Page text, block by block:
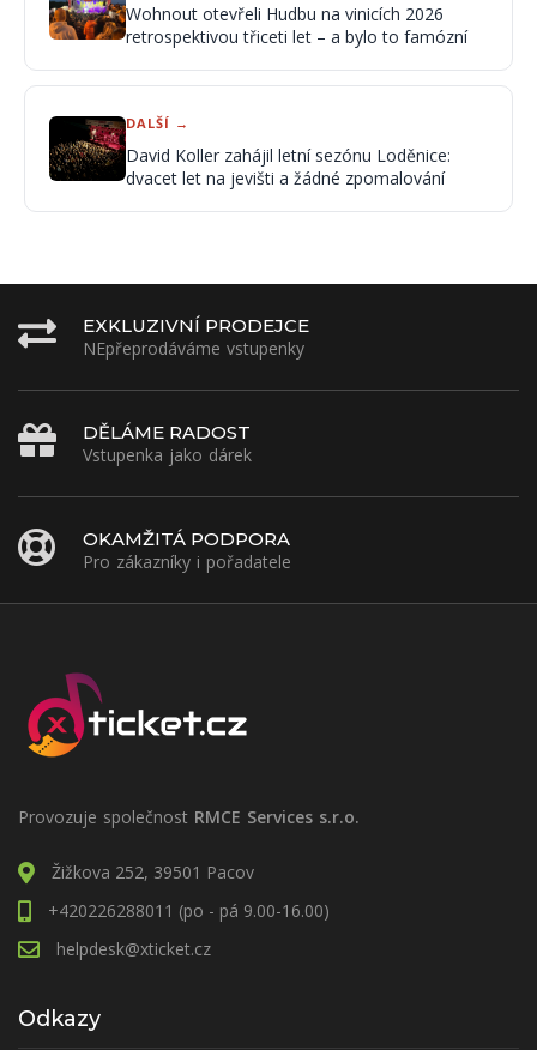
Wohnout otevřeli Hudbu na vinicích 2026
retrospektivou třiceti let – a bylo to famózní
DALŠÍ →
David Koller zahájil letní sezónu Loděnice:
dvacet let na jevišti a žádné zpomalování
EXKLUZIVNÍ PRODEJCE
NEpřeprodáváme vstupenky
DĚLÁME RADOST
Vstupenka jako dárek
OKAMŽITÁ PODPORA
Pro zákazníky i pořadatele
Provozuje společnost RMCE Services s.r.o.
Žižkova 252, 39501 Pacov
+420226288011 (po - pá 9.00-16.00)
helpdesk@xticket.cz
Odkazy